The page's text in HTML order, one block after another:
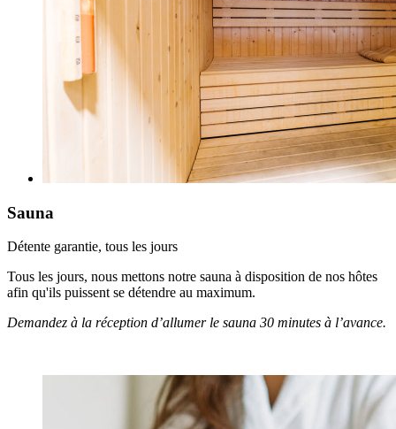
Sauna
Détente garantie, tous les jours
Tous les jours, nous mettons notre sauna à disposition de nos hôtes
afin qu'ils puissent se détendre au maximum.
Demandez à la réception d’allumer le sauna 30 minutes à l’avance.